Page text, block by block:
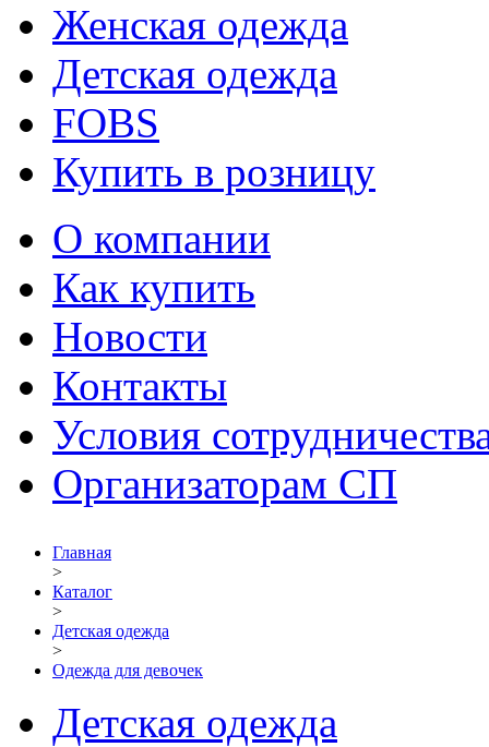
Женская одежда
Детская одежда
FOBS
Купить в розницу
О компании
Как купить
Новости
Контакты
Условия
Организаторам СП
Главная
>
Каталог
>
Детская одежда
>
Одежда для девочек
Детская одежда